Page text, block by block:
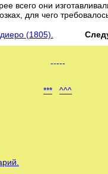
всего они
для чего
(1805).
-----
*** ^^^